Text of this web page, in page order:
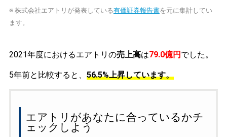
※ 株式会社エアトリが発表している有価証券報告書を元に集計してい
ます。
2021年度におけるエアトリの売上高は79.0億円 でした。
5年前と比較すると、 56.5%上昇しています。
エアトリがあなたに合っているかチ
ェックしよう